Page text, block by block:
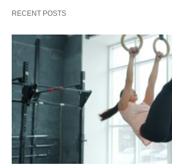
RECENT POSTS